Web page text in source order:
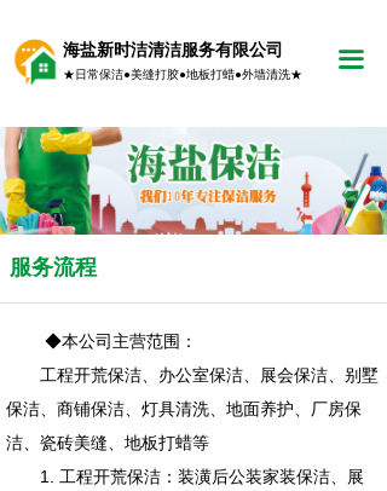
海盐新时洁清洁服务有限公司
★日常保洁●美缝打胶●地板打蜡●外墙清洗★
끀
服务流程
◆本公司主营范围：
工程开荒保洁、办公室保洁、展会保洁、别墅
保洁、商铺保洁、灯具清洗、地面养护、厂房保
洁、瓷砖美缝、地板打蜡等
1. 工程开荒保洁：装潢后公装家装保洁、展